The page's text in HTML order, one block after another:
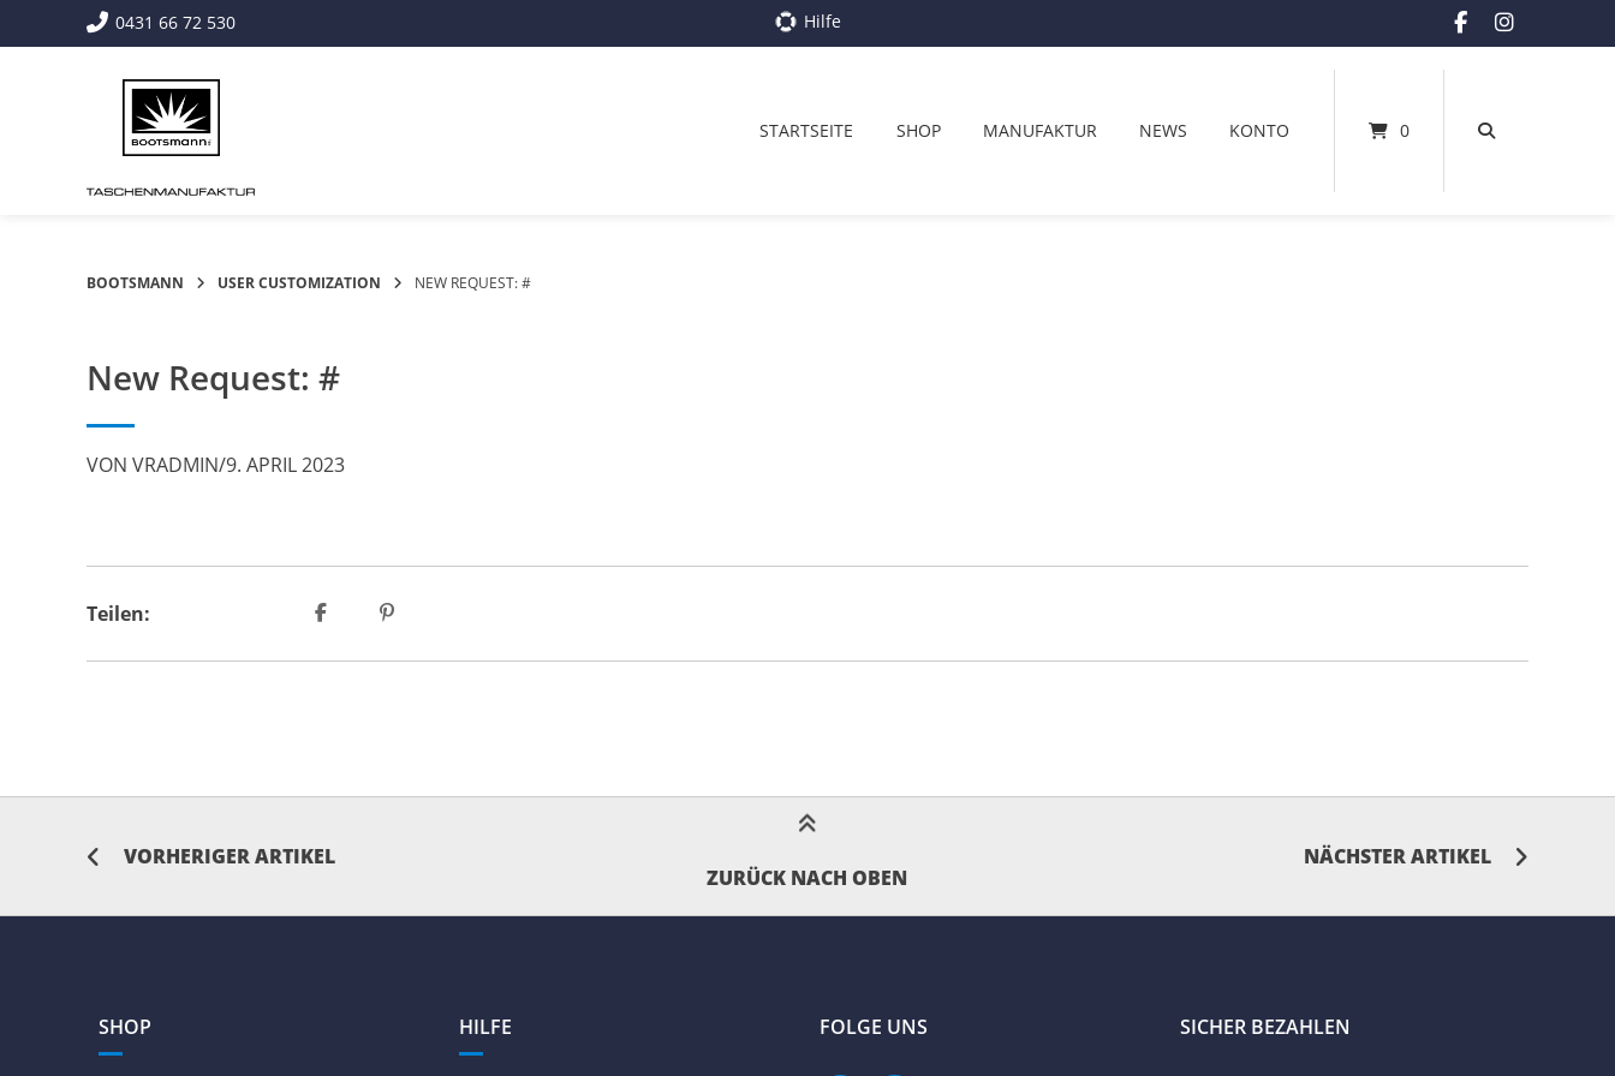
zum
0431 66 72 530 Hilfe
STARTSEITE SHOP MANUFAKTUR NEWS KONTO 0
BOOTSMANN USER CUSTOMIZATION NEW REQUEST: #
New Request: #
VON VRADMIN/9. APRIL 2023
Teilen:
VORHERIGER ARTIKEL
NÄCHSTER ARTIKEL
ZURÜCK NACH OBEN
SHOP HILFE FOLGE UNS SICHER BEZAHLEN